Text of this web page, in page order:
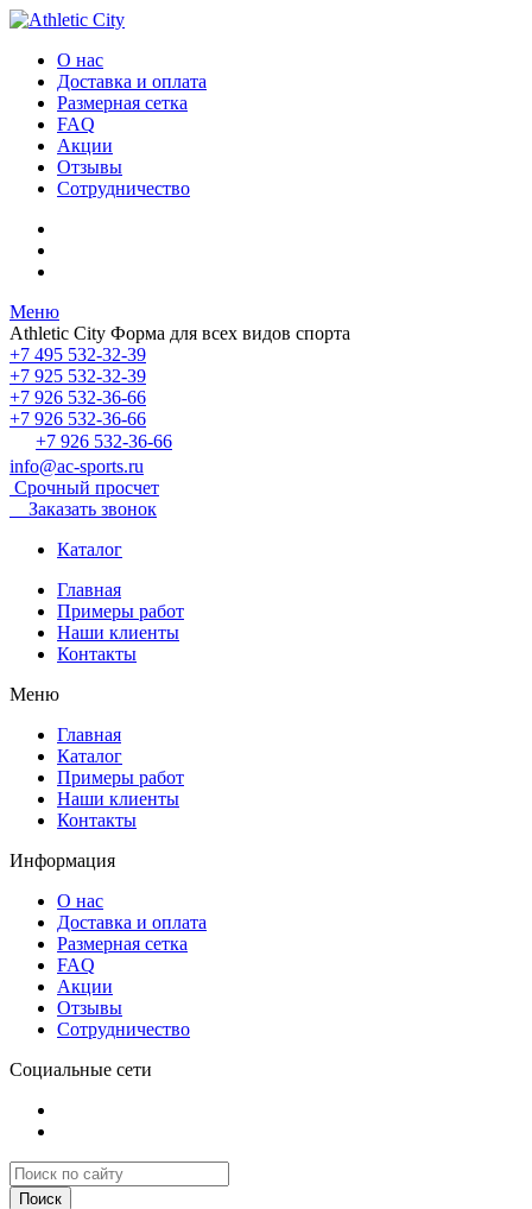
О нас
Доставка и оплата
Размерная сетка
FAQ
Акции
Отзывы
Сотрудничество
Меню
Athletic City Форма для всех видов спорта
+7 495 532-32-39
+7 925 532-32-39
+7 926 532-36-66
+7 926 532-36-66
+7 926 532-36-66
info@ac-sports.ru
Срочный просчет
Заказать звонок
Каталог
Главная
Примеры работ
Наши клиенты
Контакты
Меню
Главная
Каталог
Примеры работ
Наши клиенты
Контакты
Информация
О нас
Доставка и оплата
Размерная сетка
FAQ
Акции
Отзывы
Сотрудничество
Социальные сети
Поиск